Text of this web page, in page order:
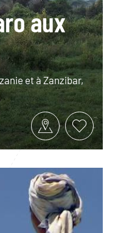
aux
et à Zanzibar,